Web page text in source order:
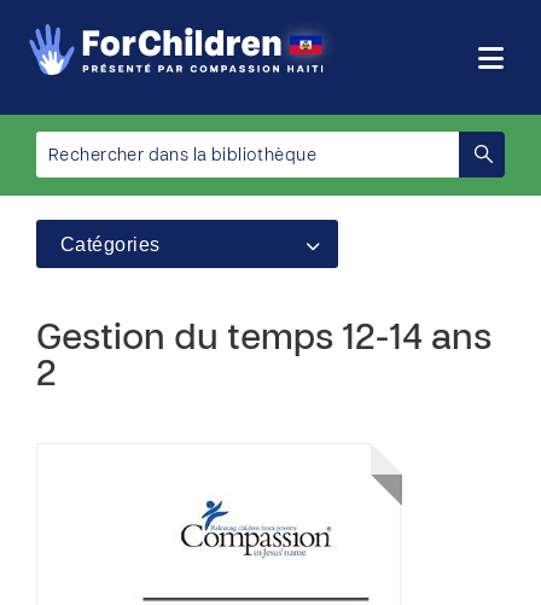
Catégories
Gestion du temps 12-14 ans
2